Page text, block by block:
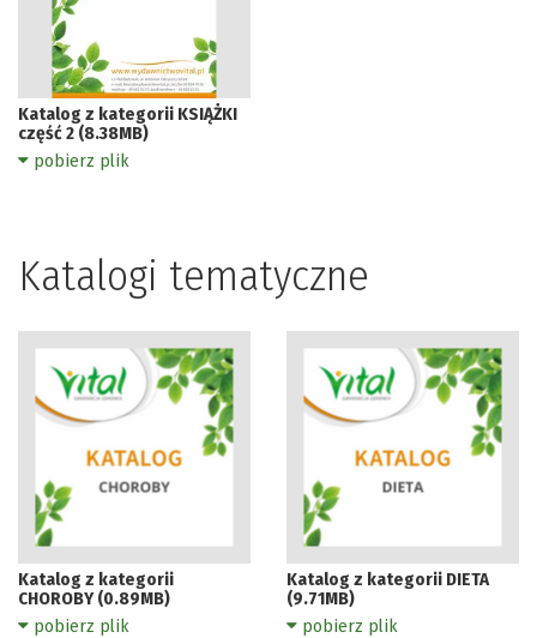
Katalog z kategorii KSIĄŻKI
część 2 (8.38MB)
pobierz plik
Katalogi tematyczne
Katalog z kategorii
CHOROBY (0.89MB)
pobierz plik
Katalog z kategorii DIETA
(9.71MB)
pobierz plik